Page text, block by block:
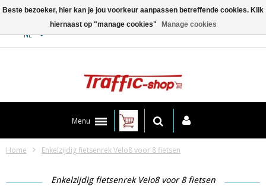
NL
Menu
Home Enkelzijdig fietsenrek Velo8 voor 8 fietsen
Enkelzijdig fietsenrek Velo8 voor 8 fietsen
Beste bezoeker, hier kan je jou voorkeur aanpassen betreffende cookies. Klik
hiernaast op "manage cookies"
Manage cookies